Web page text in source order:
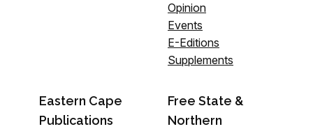
Opinion
Events
E-Editions
Supplements
Eastern Cape
Publications
Free State &
Northern